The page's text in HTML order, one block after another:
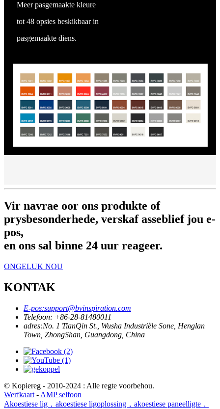
Meer pasgemaakte kleure
tot 48 opsies beskikbaar in
pasgemaakte diens.
Vir navrae oor ons produkte of
prysbesonderhede, verskaf asseblief jou e-
pos,
en ons sal binne 24 uur reageer.
ONGELUK NOU
KONTAK
E-pos:support@bvinspiration.com
Telefoon: +86-28-81480011
adres:No. 1 TianQin St., Wusha Industriële Sone, Henglan
Town, ZhongShan, Guangdong, China
© Kopiereg - 2010-2024 : Alle regte voorbehou.
Werfkaart - AMP selfoon
Akoestiese lig，akoestiese ligoplossing，akoestiese paneelligte，